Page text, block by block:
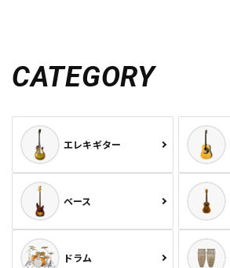
CATEGORY
エレキギター
ベース
ドラム